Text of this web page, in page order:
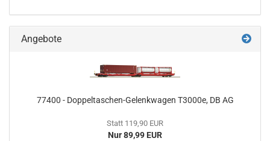
Angebote
77400 - Doppeltaschen-Gelenkwagen T3000e, DB AG
Statt 119,90 EUR
Nur 89,99 EUR